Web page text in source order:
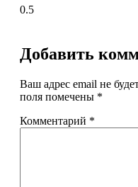
Добавить
Ваш адрес email не
поля помечены *
Комментарий *